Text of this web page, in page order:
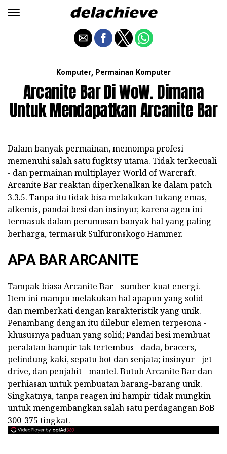
Komputer, Permainan Komputer
Arcanite Bar Di WoW. Dimana
Untuk Mendapatkan Arcanite Bar
Dalam banyak permainan, memompa profesi
memenuhi salah satu fugktsy utama. Tidak terkecuali
- dan permainan multiplayer World of Warcraft.
Arcanite Bar reaktan diperkenalkan ke dalam patch
3.3.5. Tanpa itu tidak bisa melakukan tukang emas,
alkemis, pandai besi dan insinyur, karena agen ini
termasuk dalam perumusan banyak hal yang paling
berharga, termasuk Sulfuronskogo Hammer.
APA BAR ARCANITE
Tampak biasa Arcanite Bar - sumber kuat energi.
Item ini mampu melakukan hal apapun yang solid
dan memberkati dengan karakteristik yang unik.
Penambang dengan itu dilebur elemen terpesona -
khususnya paduan yang solid; Pandai besi membuat
peralatan hampir tak tertembus - dada, bracers,
pelindung kaki, sepatu bot dan senjata; insinyur - jet
drive, dan penjahit - mantel. Butuh Arcanite Bar dan
perhiasan untuk pembuatan barang-barang unik.
Singkatnya, tanpa reagen ini hampir tidak mungkin
untuk mengembangkan salah satu perdagangan BoB
300-375 tingkat.